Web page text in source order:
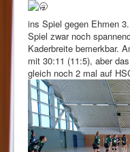
ins Spiel gegen Ehmen
Spiel zwar noch
Kaderbreite bemerkbar.
mit 30:11 (11:5), aber
gleich noch 2 mal auf